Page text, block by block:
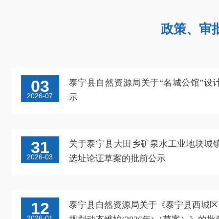
政策、审
03
2026-07
泰宁县自然资源局关于“名城公馆”设
示
31
2026-03
关于泰宁县大田乡矿泉水工业地块城
选址论证草案的批前公示
12
泰宁县自然资源局关于《泰宁县西城